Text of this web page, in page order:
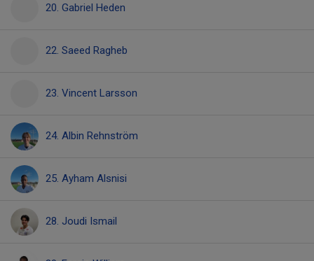
20. Gabriel Heden
22. Saeed Ragheb
23. Vincent Larsson
24. Albin Rehnström
25. Ayham Alsnisi
28. Joudi Ismail